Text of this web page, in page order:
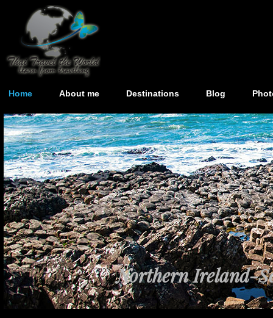
Home About me Destinations Blog
Northern Ireland-